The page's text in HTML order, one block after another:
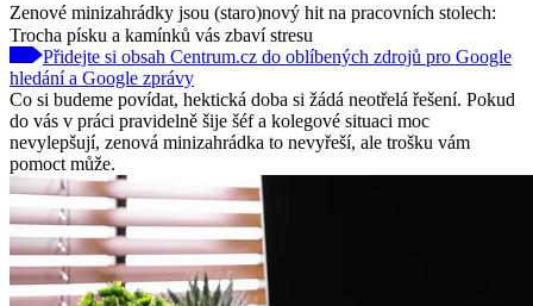
Zenové minizahrádky jsou (staro)nový hit na pracovních stolech:
Trocha písku a kamínků vás zbaví stresu
Přidejte si obsah Centrum.cz do oblíbených zdrojů pro Google
hledání a Google zprávy
Co si budeme povídat, hektická doba si žádá neotřelá řešení. Pokud
do vás v práci pravidelně šije šéf a kolegové situaci moc
nevylepšují, zenová minizahrádka to nevyřeší, ale trošku vám
pomoct může.